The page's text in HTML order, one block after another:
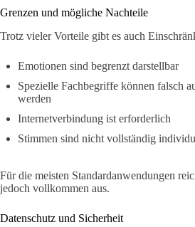
Grenzen und mögliche Nachteile
Trotz vieler Vorteile gibt es auch
Emotionen sind begrenzt darstellbar
Spezielle Fachbegriffe können falsch
werden
Internetverbindung ist erforderlich
Stimmen sind nicht vollständig
Für die meisten Standardanwendungen
jedoch vollkommen aus.
Datenschutz und Sicherheit